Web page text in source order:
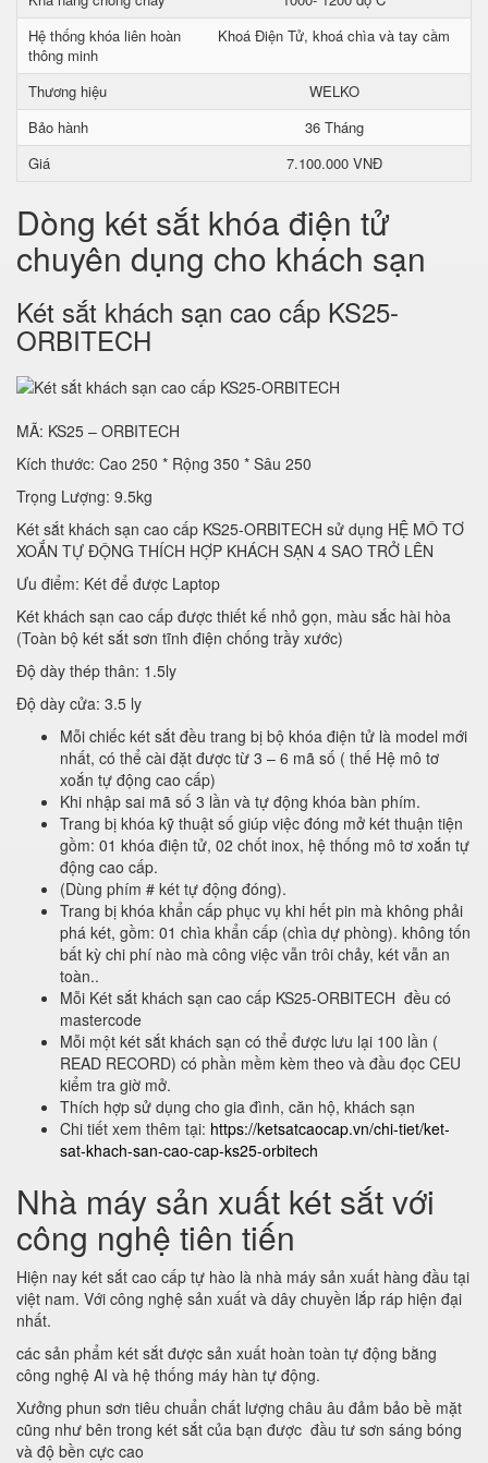
Hệ thống khóa liên hoàn
thông minh
Khoá Điện Tử, khoá chìa và tay cầm
Thương hiệu
WELKO
Bảo hành
36 Tháng
Giá
7.100.000 VNĐ
Dòng két sắt khóa điện tử
chuyên dụng cho khách sạn
Két sắt khách sạn cao cấp KS25-
ORBITECH
MÃ: KS25 – ORBITECH
Kích thước: Cao 250 * Rộng 350 * Sâu 250
Trọng Lượng: 9.5kg
Két sắt khách sạn cao cấp KS25-ORBITECH sử dụng HỆ MÔ TƠ
XOẮN TỰ ĐỘNG THÍCH HỢP KHÁCH SẠN 4 SAO TRỞ LÊN
Ưu điểm: Két để được Laptop
Két khách sạn cao cấp được thiết kế nhỏ gọn, màu sắc hài hòa
(Toàn bộ két sắt sơn tĩnh điện chống trầy xước)
Độ dày thép thân: 1.5ly
Độ dày cửa: 3.5 ly
Mỗi chiếc két sắt đều trang bị bộ khóa điện tử là model mới
nhất, có thể cài đặt được từ 3 – 6 mã số ( thế Hệ mô tơ
xoắn tự động cao cấp)
Khi nhập sai mã số 3 lần và tự động khóa bàn phím.
Trang bị khóa kỹ thuật số giúp việc đóng mở két thuận tiện
gồm: 01 khóa điện tử, 02 chốt inox, hệ thống mô tơ xoắn tự
động cao cấp.
(Dùng phím # két tự động đóng).
Trang bị khóa khẩn cấp phục vụ khi hết pin mà không phải
phá két, gồm: 01 chìa khẩn cấp (chìa dự phòng). không tốn
bất kỳ chi phí nào mà công việc vẫn trôi chảy, két vẫn an
toàn..
Mỗi Két sắt khách sạn cao cấp KS25-ORBITECH đều có
mastercode
Mỗi một két sắt khách sạn có thể được lưu lại 100 lần (
READ RECORD) có phần mềm kèm theo và đầu đọc CEU
kiểm tra giờ mở.
Thích hợp sử dụng cho gia đình, căn hộ, khách sạn
Chi tiết xem thêm tại: https://ketsatcaocap.vn/chi-tiet/ket-
sat-khach-san-cao-cap-ks25-orbitech
Nhà máy sản xuất két sắt với
công nghệ tiên tiến
Hiện nay két sắt cao cấp tự hào là nhà máy sản xuất hàng đầu tại
việt nam. Với công nghệ sản xuất và dây chuyền lắp ráp hiện đại
nhất.
các sản phẩm két sắt được sản xuất hoàn toàn tự động bằng
công nghệ AI và hệ thống máy hàn tự động.
Xưởng phun sơn tiêu chuẩn chất lượng châu âu đảm bảo bề mặt
cũng như bên trong két sắt của bạn được đầu tư sơn sáng bóng
và độ bền cực cao